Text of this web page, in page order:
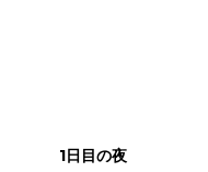
1日目の夜